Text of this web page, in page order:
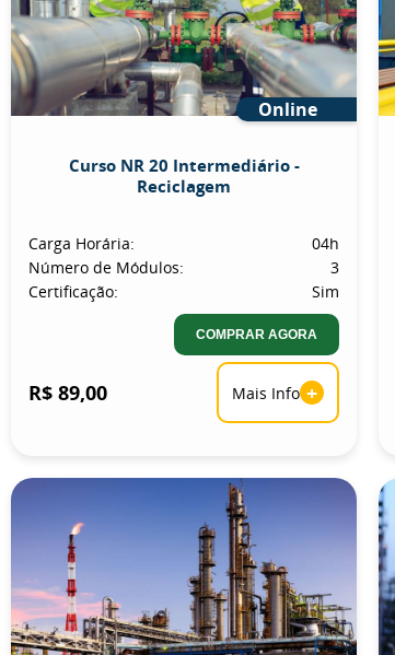
Online
Curso NR 20 Intermediário -
Reciclagem
Carga Horária:
04h
Número de Módulos:
3
Certificação:
Sim
COMPRAR AGORA
R$ 89,00 Mais Info +